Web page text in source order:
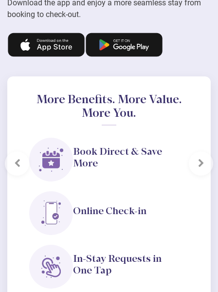
Download the app and enjoy a more seamless stay from
booking to check-out.
More Benefits. More Value.
More You.
Book Direct & Save
More
Online Check-in
In-Stay Requests in
One Tap
Previous